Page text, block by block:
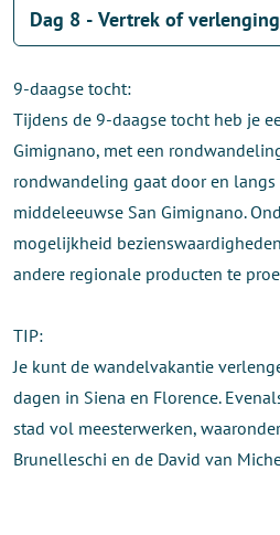
Dag 8 - Vertrek of verlenging
9-daagse tocht:
Tijdens de 9-daagse tocht heb je
Gimignano, met een
rondwandeling gaat door en langs
middeleeuwse San Gimignano.
mogelijkheid
andere regionale producten te
TIP:
Je kunt de wandelvakantie
dagen in Siena en Florence.
stad vol meesterwerken,
Brunelleschi en de David van